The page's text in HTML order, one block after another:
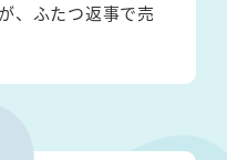
、ふたつ返事で売